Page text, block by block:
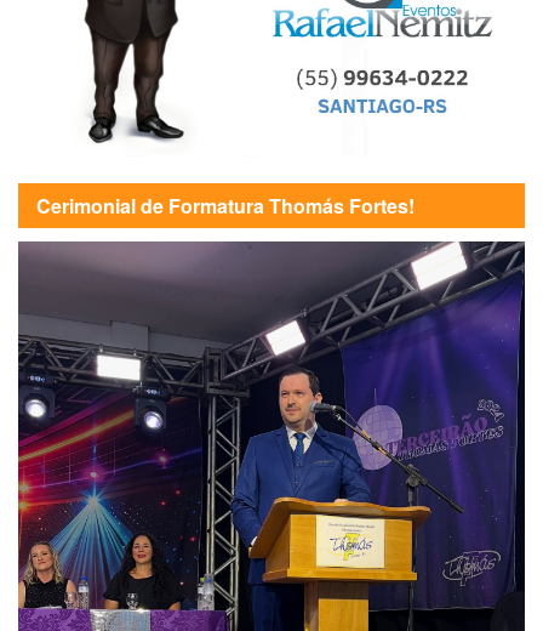
Cerimonial de Formatura Thomás Fortes!